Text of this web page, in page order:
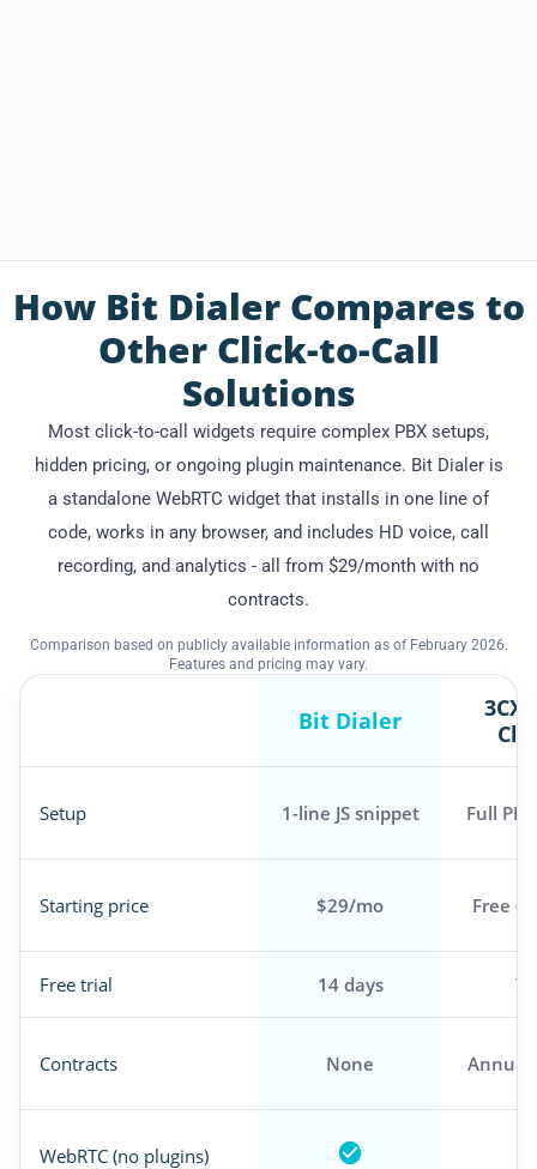
How Bit Dialer Compares to
Other Click-to-Call
Solutions
Most click-to-call widgets require complex PBX setups,
hidden pricing, or ongoing plugin maintenance. Bit Dialer is
a standalone WebRTC widget that installs in one line of
code, works in any browser, and includes HD voice, call
recording, and analytics - all from $29/month with no
contracts.
Comparison based on publicly available information as of February 2026.
Features and pricing may vary.
Bit Dialer
3CX
Setup 1-line JS snippet Full
Starting price $29/mo Free
Free trial 14 days
Contracts None Annual
WebRTC (no plugins)